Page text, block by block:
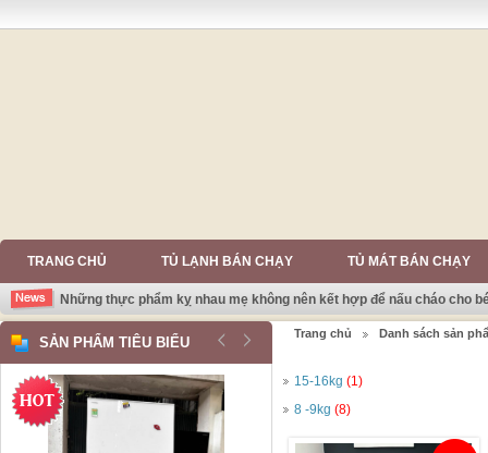
TRANG CHỦ TỦ LẠNH BÁN CHẠY TỦ MÁT BÁN CHẠY
Những thực phẩm kỵ nhau mẹ không nên kết hợp để nấu cháo cho
Trang chủ Danh sách sản
15-16kg (1)
8 -9kg (8)
SẢN PHẨM TIÊU BIỂU